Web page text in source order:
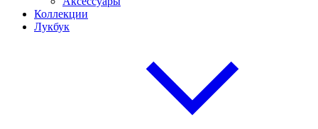
Коллекции
Лукбук